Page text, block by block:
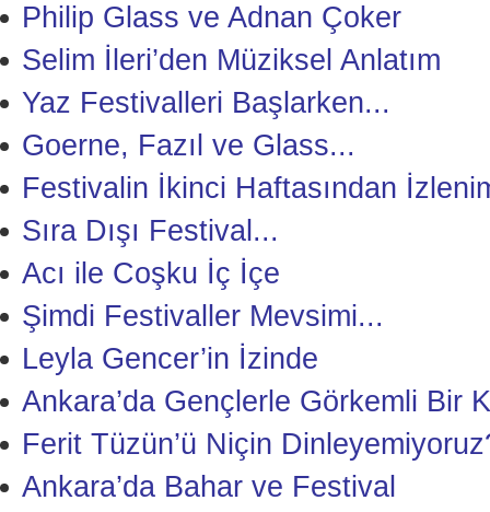
Philip Glass ve Adnan Çoker
Selim İleri’den Müziksel Anlatım
Yaz Festivalleri Başlarken...
Goerne, Fazıl ve Glass...
Festivalin İkinci Haftasından
Sıra Dışı Festival...
Acı ile Coşku İç İçe
Şimdi Festivaller Mevsimi...
Leyla Gencer’in İzinde
Ankara’da Gençlerle Görkemli Bir
Ferit Tüzün’ü Niçin
Ankara’da Bahar ve Festival